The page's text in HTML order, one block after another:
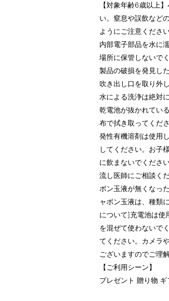
【対象年齢6歳以上
い。窒息や誤飲など
ようにご注意くださ
内部電子部品を水に
場所に保管しないで
製品の破損を発見し
吹き出し口を取り外
水による洗浄は絶対
乾電池が抜かれてい
布で拭き取ってくだ
発性有機溶剤は使用
してください。お子
に飲まないでくださ
流し医師にご相談く
ボン玉液が無くなっ
ャボン玉液は、種類
について]充電池は使
を混ぜて使わないで
てください。カメラ
ございますのでご理
【ご利用シーン】
プレゼント 贈り物